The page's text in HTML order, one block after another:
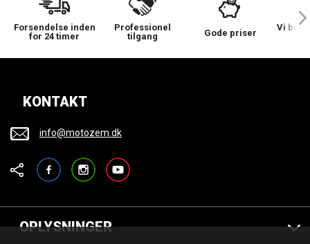
Forsendelse inden
for 24 timer
Professionel
tilgang
Gode priser
Vi
KONTAKT
info@motozem.dk
FacebookInstagramYouTube
OPLYSNINGER